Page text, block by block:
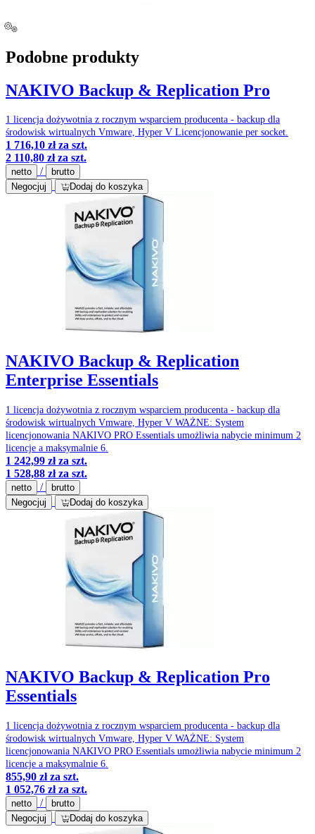
Podobne produkty
NAKIVO Backup & Replication Pro
1 licencja dożywotnia z rocznym wsparciem producenta - backup dla
środowisk wirtualnych Vmware, Hyper V Licencjonowanie per socket.
1 716,10 złza szt.
2 110,80 złza szt.
netto /
brutto
Negocjuj
Dodaj do koszyka
NAKIVO Backup & Replication
Enterprise Essentials
1 licencja dożywotnia z rocznym wsparciem producenta - backup dla
środowisk wirtualnych Vmware, Hyper V WAŻNE: System
licencjonowania NAKIVO PRO Essentials umożliwia nabycie minimum 2
licencje a maksymalnie 6.
1 242,99 złza szt.
1 528,88 złza szt.
netto /
brutto
Negocjuj
Dodaj do koszyka
NAKIVO Backup & Replication Pro
Essentials
1 licencja dożywotnia z rocznym wsparciem producenta - backup dla
środowisk wirtualnych Vmware, Hyper V WAŻNE: System
licencjonowania NAKIVO PRO Essentials umożliwia nabycie minimum 2
licencje a maksymalnie 6.
855,90 złza szt.
1 052,76 złza szt.
netto /
brutto
Negocjuj
Dodaj do koszyka